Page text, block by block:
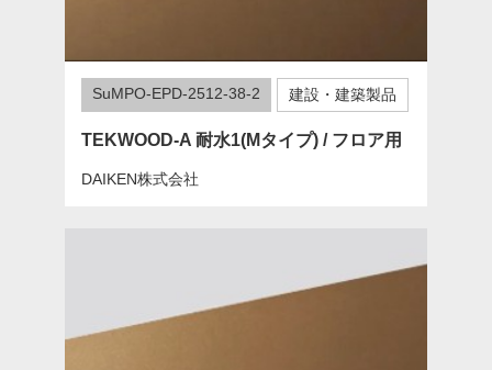
SuMPO-EPD-2512-38-2 建設・建築製品
TEKWOOD-A 耐水1(Mタイプ) / フロア用
DAIKEN株式会社